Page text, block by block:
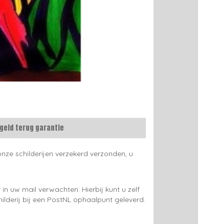
terug garantie
schilderijen verzekerd verzonden, u
uw mail verwachten. Hierbij kunt u zelf
bij een PostNL ophaalpunt geleverd.